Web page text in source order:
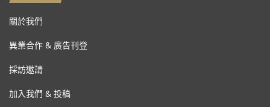
關於我們
異業合作 & 廣告刊登
採訪邀請
加入我們 & 投稿